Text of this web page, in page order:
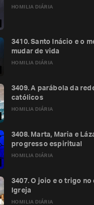
HOMILIA DIÁRIA
HOMILIA DIÁRIA
3410. Santo Inácio e o
mudar de vida
HOMILIA DIÁRIA
3409. A parábola da
católicos
HOMILIA DIÁRIA
3408. Marta, Maria e
progresso espiritual
HOMILIA DIÁRIA
3407. O joio e o trigo no
Igreja